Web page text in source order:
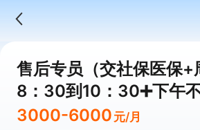
售后专员（交社保医保+
8：30到10：30➕下午不
3000-6000 元/月